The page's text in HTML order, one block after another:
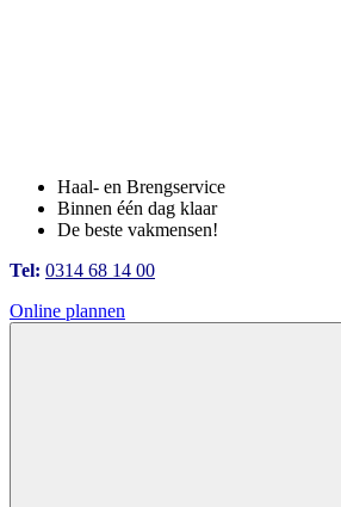
Haal- en Brengservice
Binnen één dag klaar
De beste vakmensen!
Tel: 0314 68 14 00
Online plannen